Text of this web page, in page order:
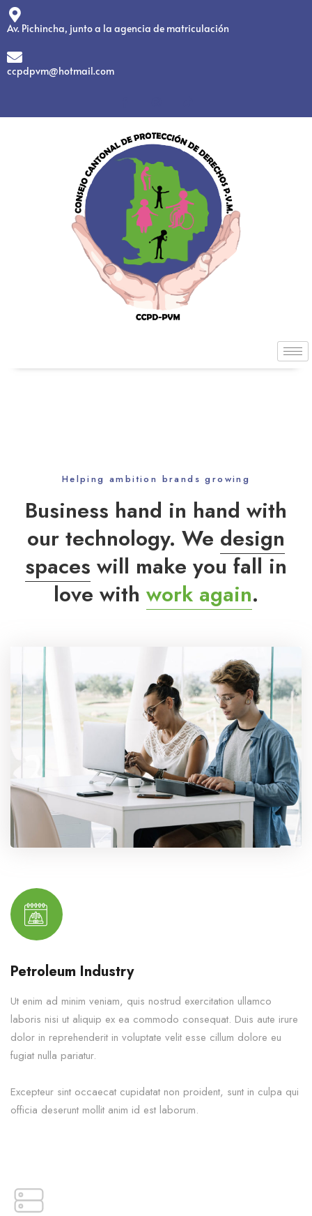
Av. Pichincha, junto a la agencia de matriculación
ccpdpvm@hotmail.com
Helping ambition brands growing
Business hand in hand with
our technology. We design
spaces will make you fall in
love with work again.
Petroleum Industry
Ut enim ad minim veniam, quis nostrud exercitation ullamco
laboris nisi ut aliquip ex ea commodo consequat. Duis aute irure
dolor in reprehenderit in voluptate velit esse cillum dolore eu
fugiat nulla pariatur.
Excepteur sint occaecat cupidatat non proident, sunt in culpa qui
officia deserunt mollit anim id est laborum.